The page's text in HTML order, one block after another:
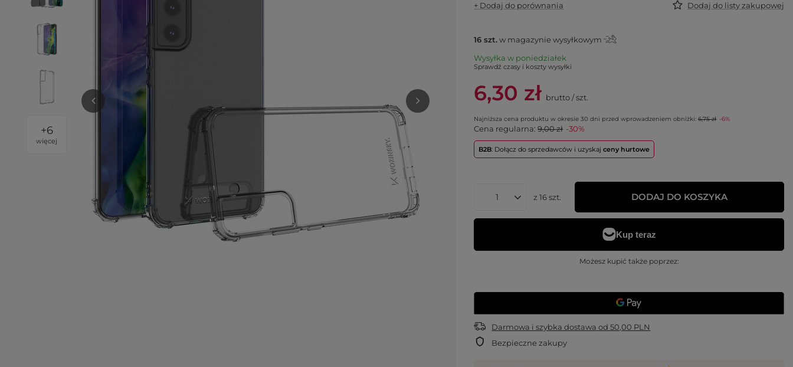
+6
więcej
+ Dodaj do porównania Dodaj do listy zakupowej
16 szt.w magazynie wysyłkowym
Wysyłkaw poniedziałek
Sprawdź czasy i koszty wysyłki
6,30 zł brutto/szt.
Najniższa cena produktu w okresie 30 dni przed wprowadzeniem obniżki:6,75 zł -6%
Cena regularna:9,00 zł -30%
B2B: Dołącz do sprzedawców i uzyskajceny hurtowe
z16szt. DODAJ DO KOSZYKA
Możesz kupić także poprzez:
Darmowa i szybka dostawa od50,00 PLN
Bezpieczne zakupy